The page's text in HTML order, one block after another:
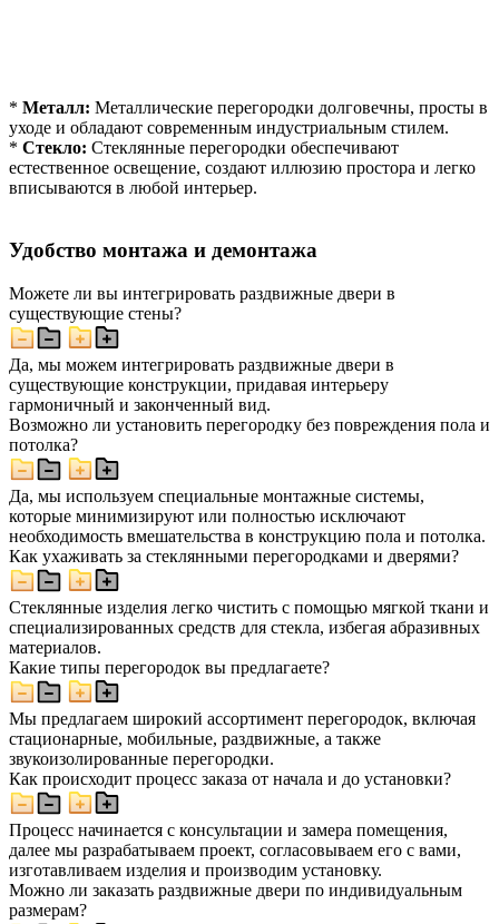
* Металл: Металлические перегородки долговечны, просты в
уходе и обладают современным индустриальным стилем.
* Стекло: Стеклянные перегородки обеспечивают
естественное освещение, создают иллюзию простора и легко
вписываются в любой интерьер.
Удобство монтажа и демонтажа
Можете ли вы интегрировать раздвижные двери в
существующие стены?
Да, мы можем интегрировать раздвижные двери в
существующие конструкции, придавая интерьеру
гармоничный и законченный вид.
Возможно ли установить перегородку без повреждения пола и
потолка?
Да, мы используем специальные монтажные системы,
которые минимизируют или полностью исключают
необходимость вмешательства в конструкцию пола и потолка.
Как ухаживать за стеклянными перегородками и дверями?
Стеклянные изделия легко чистить с помощью мягкой ткани и
специализированных средств для стекла, избегая абразивных
материалов.
Какие типы перегородок вы предлагаете?
Мы предлагаем широкий ассортимент перегородок, включая
стационарные, мобильные, раздвижные, а также
звукоизолированные перегородки.
Как происходит процесс заказа от начала и до установки?
Процесс начинается с консультации и замера помещения,
далее мы разрабатываем проект, согласовываем его с вами,
изготавливаем изделия и производим установку.
Можно ли заказать раздвижные двери по индивидуальным
размерам?